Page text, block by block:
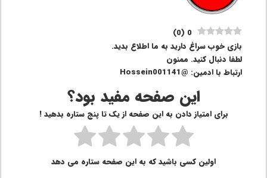
0
(
0
)
بازی خوب سراغ دارید به ما اطلاع بدید.
لطفا دنبال کنید. ممنون
ارتباط با ادمین: @Hossein001141
این صفحه مفید بود؟
برای امتیاز دادن به این صفحه از یک تا پنج ستاره بدهید !
اولین کسی باشید که به این صفحه ستاره می دهد